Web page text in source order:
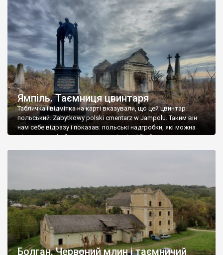
Ямпіль. Таємниця цвинтаря
Табличка і відмітка на карті вказували, що цей цвинтар
польський. Zabytkowy polski cmentarz w Jampolu. Таким він
нам себе відразу і показав: польські надгробки, які можна
віднести до фабричних, польські епітафії… Загалом цвинтар
Болган. Червоний млин і таємничий